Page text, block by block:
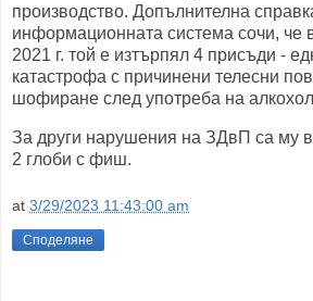
производство. Допълнителна
информационната система сочи, че
2021 г. той е изтърпял 4 присъди -
катастрофа с причинени телесни
шофиране след употреба на
За други нарушения на ЗДвП са му
2 глоби с фиш.
at 3/29/2023 11:43:00 am
Споделяне